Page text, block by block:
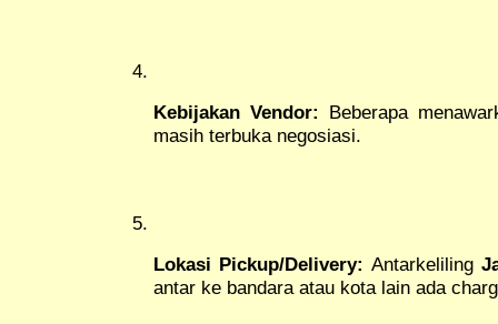
Kebijakan Vendor: Beberapa
masih terbuka negosiasi.
Lokasi Pickup/Delivery: Antarkeliling
antar ke bandara atau kota lain ada